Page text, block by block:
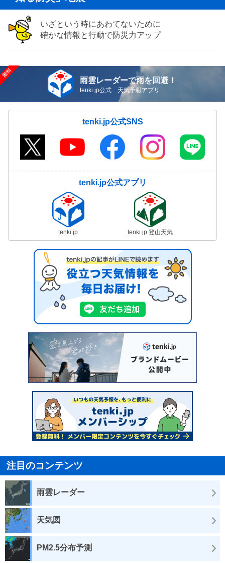
いざという時にあわてないために
確かな情報と行動で防災力アップ
雨雲レーダーで雨を回避！
tenki.jp公式 天気予報アプリ
tenki.jp公式SNS
tenki.jp公式アプリ
tenki.jp tenki.jp 登山天気
注目のコンテンツ
雨雲レーダー
天気図
PM2.5分布予測